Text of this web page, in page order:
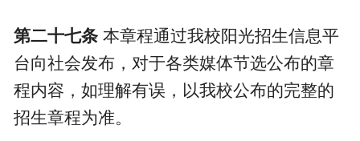
第二十七条 本章程通过我校阳光招生信息平
台向社会发布，对于各类媒体节选公布的章
程内容，如理解有误，以我校公布的完整的
招生章程为准。